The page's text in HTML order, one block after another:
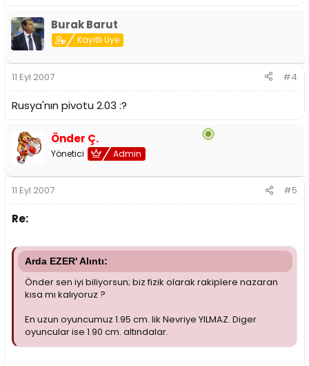
Burak Barut
Kayıtlı Üye
11 Eyl 2007 #4
Rusya'nın pivotu 2.03 :?
Önder Ç.
Yönetici Admin
11 Eyl 2007 #5
Re:
Arda EZER' Alıntı:
Önder sen iyi biliyorsun; biz fizik olarak rakiplere nazaran
kısa mı kalıyoruz ?
En uzun oyuncumuz 1.95 cm. lik Nevriye YILMAZ. Diger
oyuncular ise 1.90 cm. altındalar.